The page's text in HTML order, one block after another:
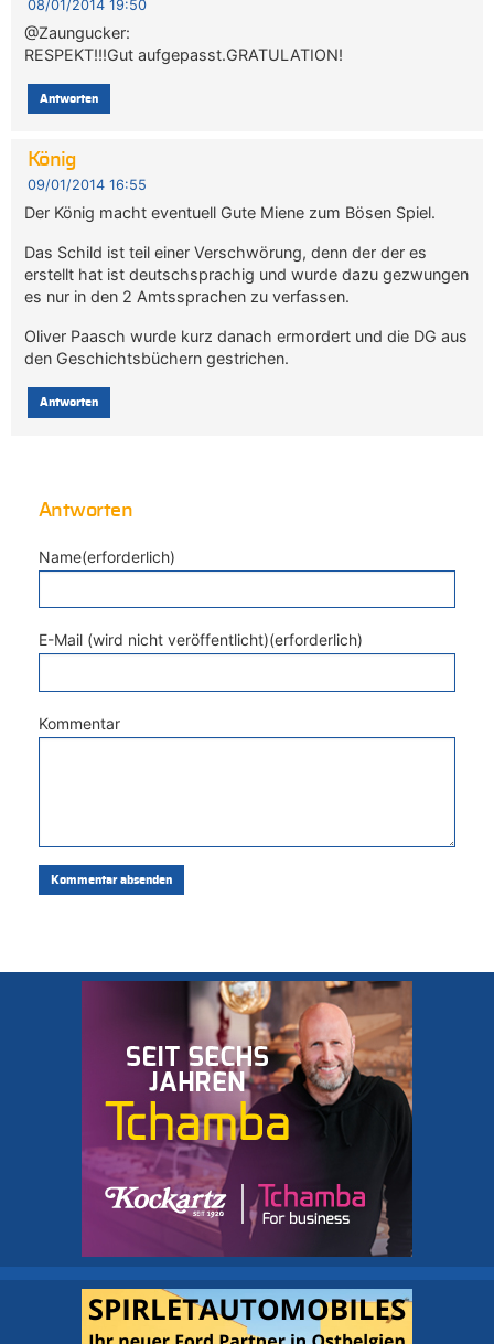
08/01/2014 19:50
@Zaungucker:
RESPEKT!!!Gut aufgepasst.GRATULATION!
Antworten
König
09/01/2014 16:55
Der König macht eventuell Gute Miene zum Bösen Spiel.
Das Schild ist teil einer Verschwörung, denn der der es
erstellt hat ist deutschsprachig und wurde dazu gezwungen
es nur in den 2 Amtssprachen zu verfassen.
Oliver Paasch wurde kurz danach ermordert und die DG aus
den Geschichtsbüchern gestrichen.
Antworten
Antworten
Name(erforderlich)
E-Mail (wird nicht veröffentlicht)(erforderlich)
Kommentar